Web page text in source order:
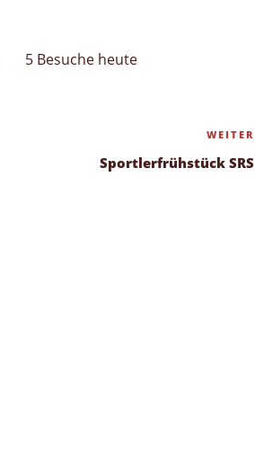
5 Besuche heute
WEITER
Sportlerfrühstück SRS